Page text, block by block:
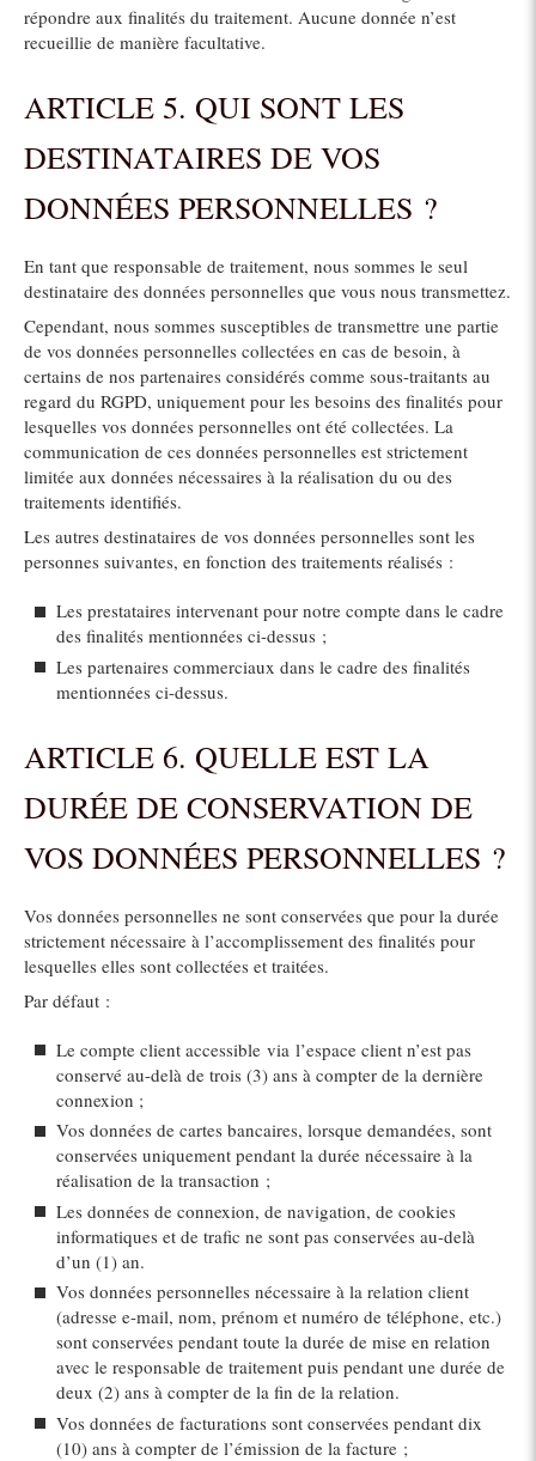
répondre aux finalités du traitement. Aucune donnée n’est
recueillie de manière facultative.
ARTICLE 5. QUI SONT LES
DESTINATAIRES DE VOS
DONNÉES PERSONNELLES ?
En tant que responsable de traitement, nous sommes le seul
destinataire des données personnelles que vous nous transmettez.
Cependant, nous sommes susceptibles de transmettre une partie
de vos données personnelles collectées en cas de besoin, à
certains de nos partenaires considérés comme sous-traitants au
regard du RGPD, uniquement pour les besoins des finalités pour
lesquelles vos données personnelles ont été collectées. La
communication de ces données personnelles est strictement
limitée aux données nécessaires à la réalisation du ou des
traitements identifiés.
Les autres destinataires de vos données personnelles sont les
personnes suivantes, en fonction des traitements réalisés :
Les prestataires intervenant pour notre compte dans le cadre
des finalités mentionnées ci-dessus ;
Les partenaires commerciaux dans le cadre des finalités
mentionnées ci-dessus.
ARTICLE 6. QUELLE EST LA
DURÉE DE CONSERVATION DE
VOS DONNÉES PERSONNELLES ?
Vos données personnelles ne sont conservées que pour la durée
strictement nécessaire à l’accomplissement des finalités pour
lesquelles elles sont collectées et traitées.
Par défaut :
Le compte client accessible via l’espace client n’est pas
conservé au-delà de trois (3) ans à compter de la dernière
connexion ;
Vos données de cartes bancaires, lorsque demandées, sont
conservées uniquement pendant la durée nécessaire à la
réalisation de la transaction ;
Les données de connexion, de navigation, de cookies
informatiques et de trafic ne sont pas conservées au-delà
d’un (1) an.
Vos données personnelles nécessaire à la relation client
(adresse e-mail, nom, prénom et numéro de téléphone, etc.)
sont conservées pendant toute la durée de mise en relation
avec le responsable de traitement puis pendant une durée de
deux (2) ans à compter de la fin de la relation.
Vos données de facturations sont conservées pendant dix
(10) ans à compter de l’émission de la facture ;